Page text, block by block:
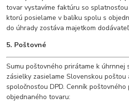
tovar vystavíme faktúru so
ktorú posielame v balíku spolu s
do úhrady zostáva majetkom
5. Poštovné
Sumu poštovného prirátame k úhrnnej
zásielky zasielame Slovenskou poštou
spoločnosťou DPD. Cenník
objednaného tovaru: